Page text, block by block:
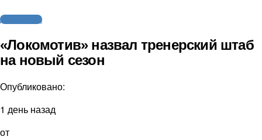
Другие виды
«Локомотив» назвал тренерский штаб
на новый сезон
Опубликовано:
1 день назад
от